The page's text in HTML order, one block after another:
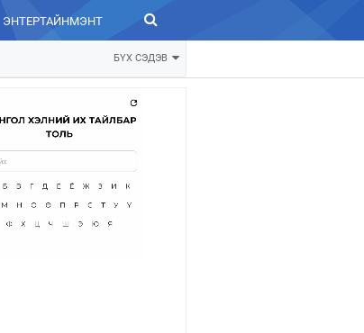
ЭНТЕРТАЙНМЭНТ ЗУРХАЙ
БҮХ СЭДЭВ